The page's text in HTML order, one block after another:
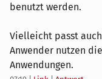
benutzt werden.
Vielleicht passt
Anwender nutzen
Anwendungen.